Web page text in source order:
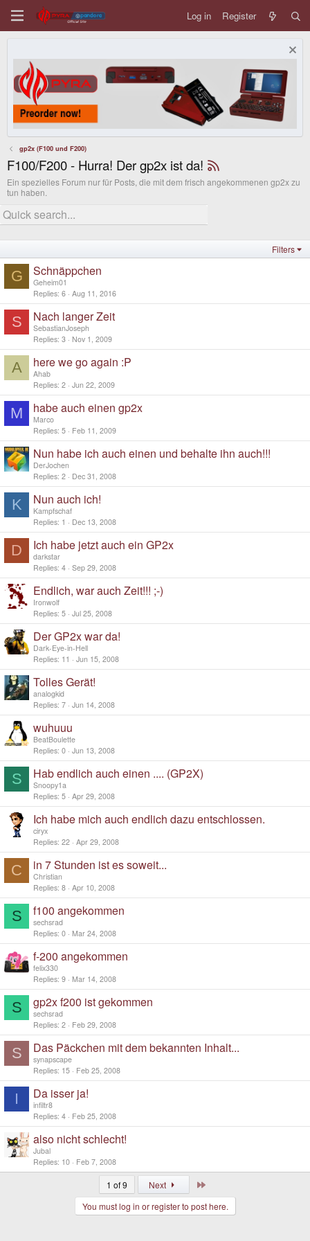
Log in Register
gp2x (F100 und F200)
F100/F200 - Hurra! Der gp2x ist da!
Ein spezielles Forum nur für Posts, die mit dem frisch angekommenen gp2x zu
tun haben.
Filters
G Schnäppchen
Geheim01
Replies 6 Aug 11, 2016
S Nach langer Zeit
SebastianJoseph
Replies 3 Nov 1, 2009
A here we go again :P
Ahab
Replies 2 Jun 22, 2009
M habe auch einen gp2x
Marco
Replies 5 Feb 11, 2009
Nun habe ich auch einen und behalte ihn auch!!!
DerJochen
Replies 2 Dec 31, 2008
K Nun auch ich!
Kampfschaf
Replies 1 Dec 13, 2008
D Ich habe jetzt auch ein GP2x
darkstar
Replies 4 Sep 29, 2008
Endlich, war auch Zeit!!! ;-)
Ironwolf
Replies 5 Jul 25, 2008
Der GP2x war da!
Dark-Eye-in-Hell
Replies 11 Jun 15, 2008
Tolles Gerät!
analogkid
Replies 7 Jun 14, 2008
wuhuuu
BeatBoulette
Replies 0 Jun 13, 2008
S Hab endlich auch einen .... (GP2X)
Snoopy1a
Replies 5 Apr 29, 2008
Ich habe mich auch endlich dazu entschlossen.
ciryx
Replies 22 Apr 29, 2008
C in 7 Stunden ist es soweit...
Christian
Replies 8 Apr 10, 2008
S f100 angekommen
sechsrad
Replies 0 Mar 24, 2008
f-200 angekommen
felix330
Replies 9 Mar 14, 2008
S gp2x f200 ist gekommen
sechsrad
Replies 2 Feb 29, 2008
S Das Päckchen mit dem bekannten Inhalt...
synapscape
Replies 15 Feb 25, 2008
I Da isser ja!
infiltr8
Replies 4 Feb 25, 2008
also nicht schlecht!
Jubal
Replies 10 Feb 7, 2008
1 of 9 Next
You must log in or register to post here.